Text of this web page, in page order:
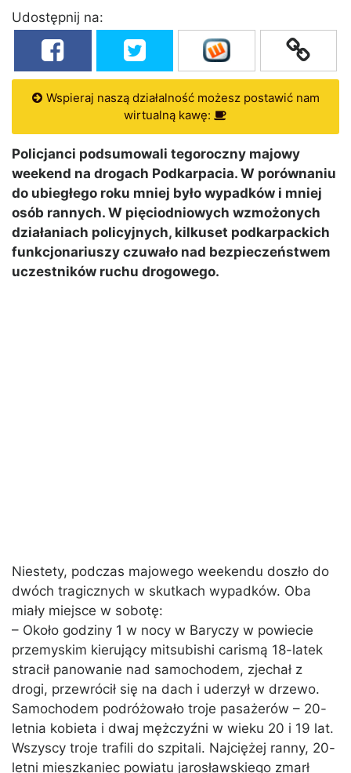
Udostępnij na:
Wspieraj naszą działalność możesz postawić nam
wirtualną kawę:
Policjanci podsumowali tegoroczny majowy
weekend na drogach Podkarpacia. W porównaniu
do ubiegłego roku mniej było wypadków i mniej
osób rannych. W pięciodniowych wzmożonych
działaniach policyjnych, kilkuset podkarpackich
funkcjonariuszy czuwało nad bezpieczeństwem
uczestników ruchu drogowego.
Niestety, podczas majowego weekendu doszło do
dwóch tragicznych w skutkach wypadków. Oba
miały miejsce w sobotę:
– Około godziny 1 w nocy w Baryczy w powiecie
przemyskim kierujący mitsubishi carismą 18-latek
stracił panowanie nad samochodem, zjechał z
drogi, przewrócił się na dach i uderzył w drzewo.
Samochodem podróżowało troje pasażerów – 20-
letnia kobieta i dwaj mężczyźni w wieku 20 i 19 lat.
Wszyscy troje trafili do szpitali. Najciężej ranny, 20-
letni mieszkaniec powiatu jarosławskiego zmarł